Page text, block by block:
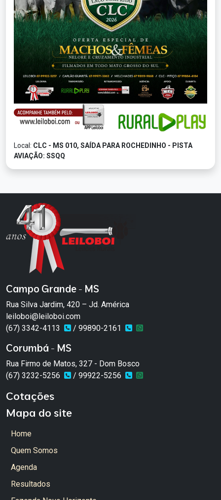
Local: CLC - MS 010, SAÍDA PARA ROCHEDINHO - PISTA
AVIAÇÃO: SSQQ
Campo Grande - MS
Rua Silva Jardim, 420 – Jd. América
leiloboi@leiloboi.com
(67) 3342-4113
/ 99890-2161
Corumbá - MS
Rua Firmo de Matos, 327 - Dom Bosco
(67) 3232-5256
/ 99922-5256
Cotações
Mapa do site
Home
Quem Somos
Agenda
Resultados